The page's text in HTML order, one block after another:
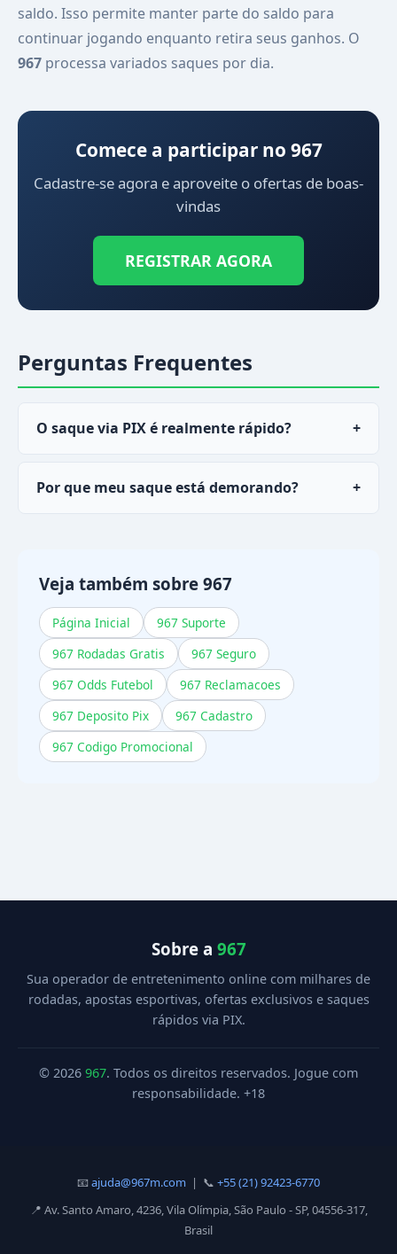
saldo. Isso permite manter parte do saldo para
continuar jogando enquanto retira seus ganhos. O
967 processa variados saques por dia.
Comece a participar no 967
Cadastre-se agora e aproveite o ofertas de boas-
vindas
REGISTRAR AGORA
Perguntas Frequentes
O saque via PIX é realmente rápido?
+
menos de 30 minutos.
Por que meu saque está demorando?
+
esses itens ou contate o ajuda.
Veja também sobre 967
Página Inicial
967 Suporte
967 Rodadas Gratis
967 Seguro
967 Odds Futebol
967 Reclamacoes
967 Deposito Pix
967 Cadastro
967 Codigo Promocional
Sobre a 967
Sua operador de entretenimento online com milhares de
rodadas, apostas esportivas, ofertas exclusivos e saques
rápidos via PIX.
© 2026 967. Todos os direitos reservados. Jogue com
responsabilidade. +18
📧ajuda@967m.com | 📞 +55 (21) 92423-6770
📍 Av. Santo Amaro, 4236, Vila Olímpia, São Paulo - SP, 04556-317,
Brasil